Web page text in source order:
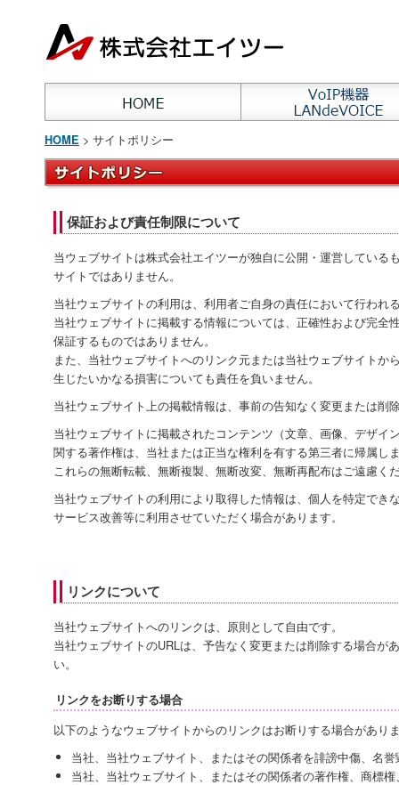
HOME > サイトポリシー
保証および責任制限について
当ウェブサイトは株式会社エイツーが独自に公開・運営している
サイトではありません。
当社ウェブサイトの利用は、利用者ご自身の責任において行われ
当社ウェブサイトに掲載する情報については、正確性および完全
保証するものではありません。
また、当社ウェブサイトへのリンク元または当社ウェブサイトか
生じたいかなる損害についても責任を負いません。
当社ウェブサイト上の掲載情報は、事前の告知なく変更または削
当社ウェブサイトに掲載されたコンテンツ（文章、画像、デザイ
関する著作権は、当社または正当な権利を有する第三者に帰属し
これらの無断転載、無断複製、無断改変、無断再配布はご遠慮く
当社ウェブサイトの利用により取得した情報は、個人を特定でき
サービス改善等に利用させていただく場合があります。
リンクについて
当社ウェブサイトへのリンクは、原則として自由です。
当社ウェブサイトのURLは、予告なく変更または削除する場合が
い。
リンクをお断りする場合
以下のようなウェブサイトからのリンクはお断りする場合があり
当社、当社ウェブサイト、またはその関係者を誹謗中傷、名
当社、当社ウェブサイト、またはその関係者の著作権、商標